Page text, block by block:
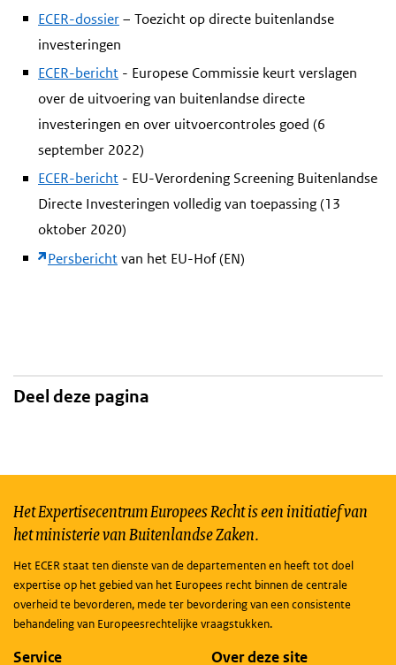
ECER-dossier– Toezicht op directe buitenlandse
investeringen
ECER-bericht - Europese Commissie keurt verslagen
over de uitvoering van buitenlandse directe
investeringen en over uitvoercontroles goed (6
september 2022)
ECER-bericht - EU-Verordening Screening Buitenlandse
Directe Investeringen volledig van toepassing (13
oktober 2020)
Persberichtvan het EU-Hof (EN)
Deel deze pagina
Het Expertisecentrum Europees Recht is een initiatief van
het ministerie van Buitenlandse Zaken.
Het ECER staat ten dienste van de departementen en heeft tot doel
expertise op het gebied van het Europees recht binnen de centrale
overheid te bevorderen, mede ter bevordering van een consistente
behandeling van Europeesrechtelijke vraagstukken.
Service Over deze site